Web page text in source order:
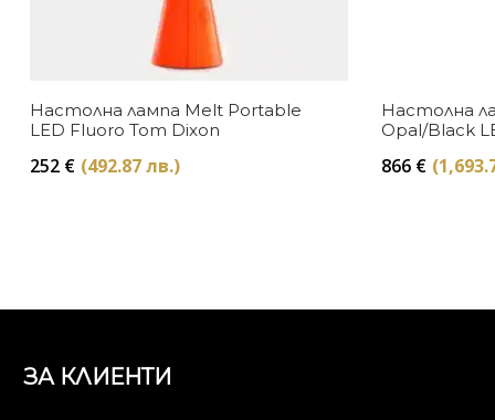
Настолна лампа Melt Portable
LED Fluoro Tom Dixon
252 € (492.87 лв.)
Настолна
Opal/Black
866 €
ЗА КЛИЕНТИ